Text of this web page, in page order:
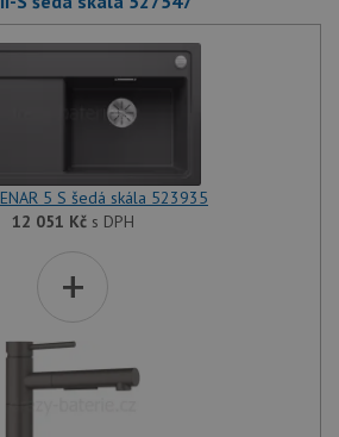
5 S šedá skála 523935
12 051 Kčs DPH
+